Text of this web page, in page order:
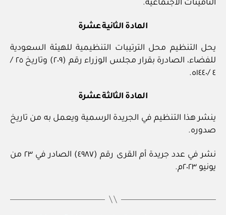
التأمينات الاجتماعية.
المادة الثانية عشرة
يحل التنظيم محل الترتيبات التنظيمية للهيئة السعودية
للفضاء، الصادرة بقرار مجلس الوزراء رقم (٢٠٩) وتاريخ ٢٥ /
٤ /١٤٤٠ه.
المادة الثالثة عشرة
ينشر هذا التنظيم في الجريدة الرسمية ويعمل به من تاريخ
صدوره.
نشر في عدد جريدة أم القرى رقم (٤٩٨٧) الصادر في ٢٣ من
يونيو ٢٠٢٣م.